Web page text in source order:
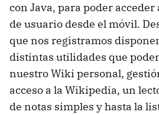
con Java, para poder
de usuario desde el móvil.
que nos registramos
distintas utilidades que
nuestro Wiki personal,
acceso a la Wikipedia, un
de notas simples y hasta la